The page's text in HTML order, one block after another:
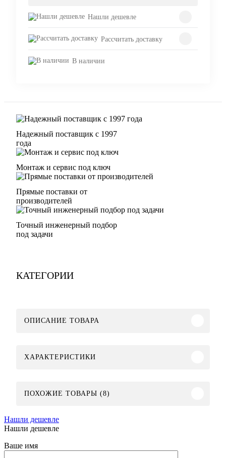
Нашли дешевле
Рассчитать доставку
В наличии
Надежный поставщик с 1997
года
Монтаж и сервис под ключ
Прямые поставки от
производителей
Точный инженерный подбор
под задачи
КАТЕГОРИИ
ОПИСАНИЕ ТОВАРА
ХАРАКТЕРИСТИКИ
ПОХОЖИЕ ТОВАРЫ (8)
Нашли дешевле
Нашли дешевле
Ваше имя